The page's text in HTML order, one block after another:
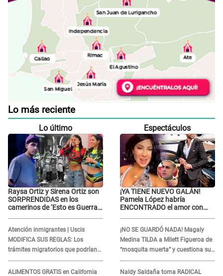
Lo más reciente
Lo último
Raysa Ortiz y Sirena Ortiz son
SORPRENDIDAS en los
camerinos de ‘Esto es Guerra’
Gabriel Moisés: “Gracias”
Atención inmigrantes | Uscis
MODIFICA SUS REGLAS: Los
trámites migratorios que podrían
necesitar tu prueba de ADN
ALIMENTOS GRATIS en California
Espectáculos
¡YA TIENE NUEVO GALÁN!
Pamela López habría
ENCONTRADO el amor con
¡NO SE GUARDÓ NADA! Magaly
Medina TILDA a Milett Figueroa de
“mosquita muerta” y cuestiona su
RECONCILIACIÓN con Marcelo
Tinelli en TV argentina
Naldy Saldaña toma RADICAL